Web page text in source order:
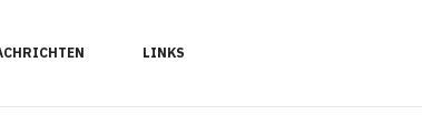
LINKS